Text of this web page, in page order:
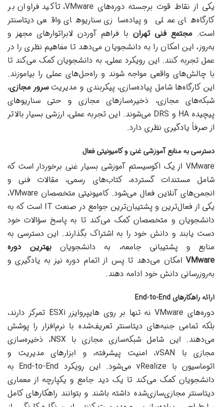
یکی از نقاط قوت برجسته دوره‌های VMware، تأکید فراوان بر
کارگاه‌های عملی و پیاده‌سازی سناریوهای واقعی دیتاسنتر
است. مجتمع فنی تهران با فراهم آوردن لابراتوارهای مجهز و
به‌روز، این امکان را به دانشجویان می‌دهد تا مفاهیم نظری را در
عمل تجربه کنند. این رویکرد عملی، به دانشجویان کمک می‌کند تا
با چالش‌های واقعی مواجه شوند و راه‌حل‌های عملی را بیاموزند.
این کارگاه‌ها شامل پیاده‌سازی، پیکربندی و مدیریت سرور مجازی،
شبکه‌های مجازی، ذخیره‌سازهای مجازی و حتی سناریوهای
پیچیده HA و DRS می‌شوند. این تجربه عملی، ارزشی بسیار بالاتر
از صرفاً یادگیری نظری دارد.
دسترسی به منابع آموزشی غنی و کامیونیتی فعال
VMware از یک اکوسیستم آموزشی بسیار غنی برخوردار است که
شامل مستندات گسترده، کتاب‌های رسمی، مقالات فنی و
انجمن‌های آنلاین فعال می‌شود. کامیونیتی متخصصان VMware،
یکی از فعال‌ترین و پشتیبان‌ترین جوامع در صنعت IT است که به
دانشجویان و متخصصان کمک می‌کند تا به پاسخ سؤالات خود
دست یابند و دانش خود را به اشتراک بگذارند. این دسترسی به
منابع و پشتیبانی جامعه، به دانشجویان
بهترین دوره
VMware امکان می‌دهد تا پس از اتمام دوره نیز به یادگیری و
به‌روزرسانی دانش خود ادامه دهند.
ارائه راهکارهای End-to-End
دوره‌های VMware نه تنها بر روی هایپروایزر ESXi تمرکز دارند،
بلکه تمامی جنبه‌های دیتاسنتر تعریف‌شده با نرم‌افزار را پوشش
می‌دهند. این شامل شبکه‌سازی مجازی با NSX، ذخیره‌سازی
مجازی با vSAN، امنیت پیشرفته، و ابزارهای مدیریت و
اتوماسیون با vRealize می‌شود. این رویکرد End-to-End به
دانشجویان کمک می‌کند تا یک دید جامع و یکپارچه از معماری
دیتاسنتر مجازی‌سازی‌شده داشته باشند و بتوانند راهکارهای کامل